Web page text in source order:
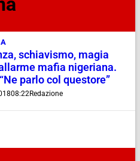
schiavismo, magia
mafia nigeriana.
parlo col questore”
08:22Redazione